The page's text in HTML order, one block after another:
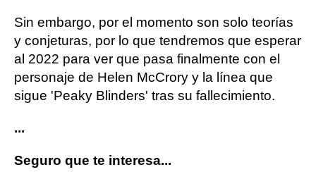
Sin embargo, por el momento son solo teorías
y conjeturas, por lo que tendremos que esperar
al 2022 para ver que pasa finalmente con el
personaje de Helen McCrory y la línea que
sigue 'Peaky Blinders' tras su fallecimiento.
...
Seguro que te interesa...